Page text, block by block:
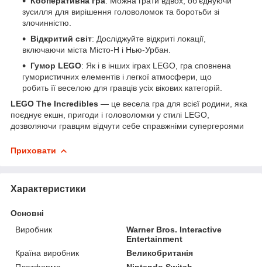
зусилля для вирішення головоломок та боротьби зі
злочинністю.
Відкритий світ: Досліджуйте відкриті локації,
включаючи міста Місто-Н і Нью-Урбан.
Гумор LEGO: Як і в інших іграх LEGO, гра сповнена
гумористичних елементів і легкої атмосфери, що
робить її веселою для гравців усіх вікових категорій.
LEGO The Incredibles — це весела гра для всієї родини, яка
поєднує екшн, пригоди і головоломки у стилі LEGO,
дозволяючи гравцям відчути себе справжніми супергероями
Приховати
Характеристики
Основні
Виробник
Warner Bros. Interactive
Entertainment
Країна виробник
Великобританія